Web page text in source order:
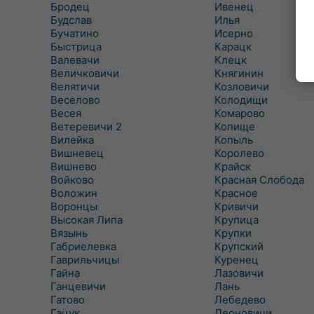
Бродец
Будслав
Бучатино
Быстрица
Валевачи
Величковичи
Велятичи
Веселово
Весея
Ветеревичи 2
Вилейка
Вишневец
Вишнево
Войково
Воложин
Воронцы
Высокая Липа
Вязынь
Габриелевка
Гаврильчицы
Гайна
Ганцевичи
Гатово
Ивенец
Илья
Исерно
Карацк
Клецк
Княгинин
Козловичи
Колодищи
Комарово
Копище
Копыль
Королево
Крайск
Красная Слобода
Красное
Кривичи
Крупица
Крупки
Крупский
Куренец
Лазовичи
Лань
Лебедево